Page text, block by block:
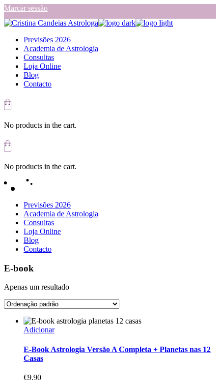
Skip
the
Marcar sessão
Previsões 2026
Academia de Astrologia
Consultas
Loja Online
Blog
Contacto
No products in the cart.
No products in the cart.
Previsões 2026
Academia de Astrologia
Consultas
Loja Online
Blog
Contacto
E-book
Apenas um resultado
Adicionar
E-Book Astrologia Versão A Completa + Planetas nas 12
Casas
€9.90